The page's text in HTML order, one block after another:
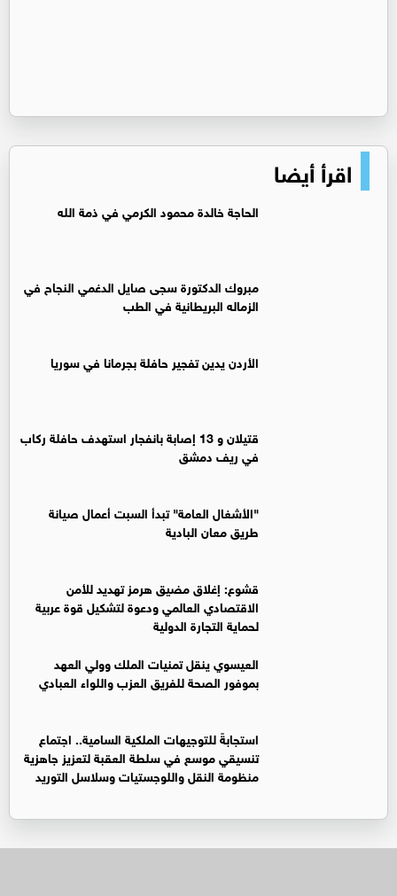
اقرأ أيضا
الحاجة خالدة محمود الكرمي في ذمة الله
مبروك الدكتورة سجى صايل الدغمي النجاح في
الزماله البريطانية في الطب
الأردن يدين تفجير حافلة بجرمانا في سوريا
قتيلان و 13 إصابة بانفجار استهدف حافلة ركاب
في ريف دمشق
"الأشغال العامة" تبدأ السبت أعمال صيانة
طريق معان البادية
قشوع: إغلاق مضيق هرمز تهديد للأمن
الاقتصادي العالمي ودعوة لتشكيل قوة عربية
لحماية التجارة الدولية
العيسوي ينقل تمنيات الملك وولي العهد
بموفور الصحة للفريق العزب واللواء العبادي
استجابةً للتوجيهات الملكية السامية.. اجتماع
تنسيقي موسع في سلطة العقبة لتعزيز جاهزية
منظومة النقل واللوجستيات وسلاسل التوريد